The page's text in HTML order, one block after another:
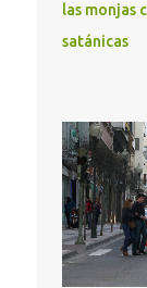
las monjas
satánicas